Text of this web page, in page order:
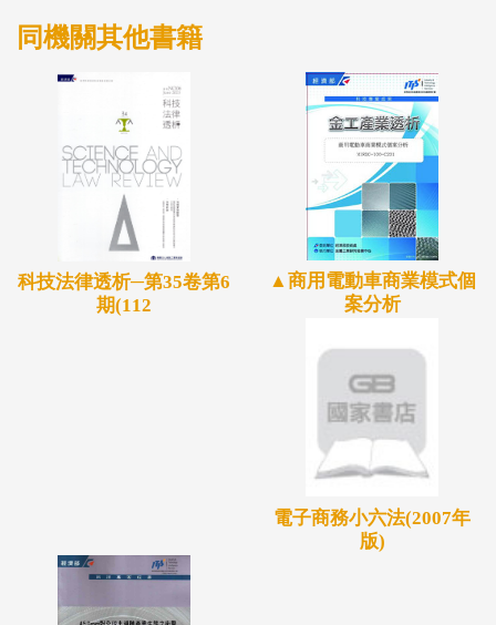
同機關其他書籍
科技法律透析─第35卷第6
期(112
▲商用電動車商業模式個
案分析
電子商務小六法(2007年
版)